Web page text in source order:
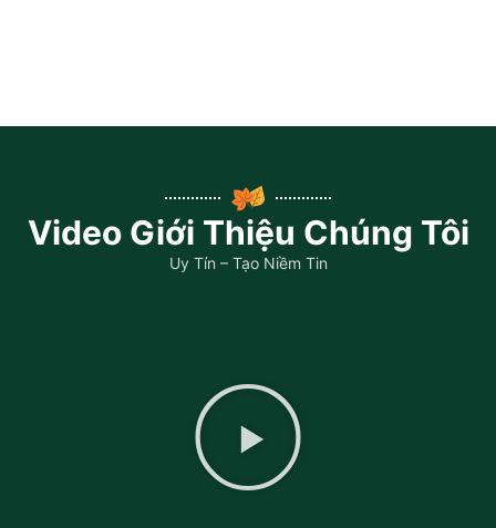
Video Giới Thiệu Chúng Tôi
Uy Tín – Tạo Niềm Tin